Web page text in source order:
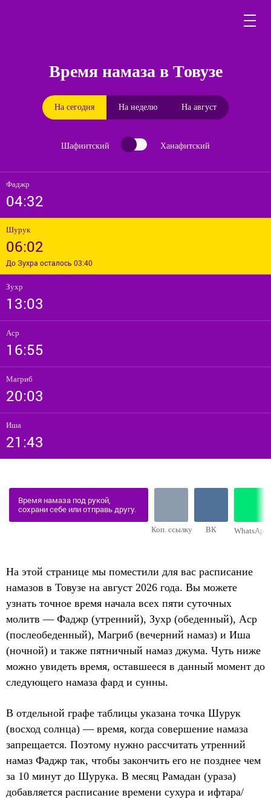
Время намаза в Товузе
На сегодня На неделю На август
Шафиитский Ханафитский
Фаджр
04:32
Шурук
06:02
До Зухра осталось 03:40
Зухр
13:03
Аср
16:55
Магриб
20:03
Иша
21:43
Время намаза под рукой,
сохрани себе или отправь другу.
Коп. ссылку ВК WhatsApp
На этой странице мы поместили для вас расписание
намазов в Товузе на август 2026 года. Вы можете
узнать точное время начала всех пяти суточных
молитв — Фаджр (утренний), Зухр (обеденный), Аср
(послеобеденный), Магриб (вечерний намаз) и Иша
(ночной) и также пятничный намаз джума. Чуть ниже
можно увидеть время, оставшееся в данный момент до
следующего намаза фард и сунны.
В отдельной графе таблицы указана точка Шурук
(восход солнца) — время, когда совершение намаза
запрещается. Поэтому нужно рассчитать утренний
намаз Фаджр так, чтобы закончить его не позднее чем
за 10 минут до Шурука. В месяц Рамадан (ураза)
добавляется расписание времени сухура и ифтара/